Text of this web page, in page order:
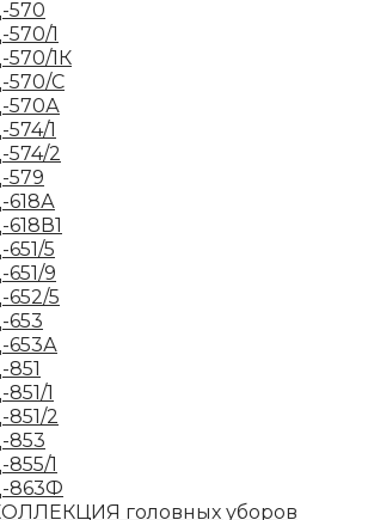
570
570/1
570/1К
570/С
570А
1
574/2
579
618А
5
651/9
652/5
653
653А
851
1
851/2
853
855/1
863Ф
головных уборов